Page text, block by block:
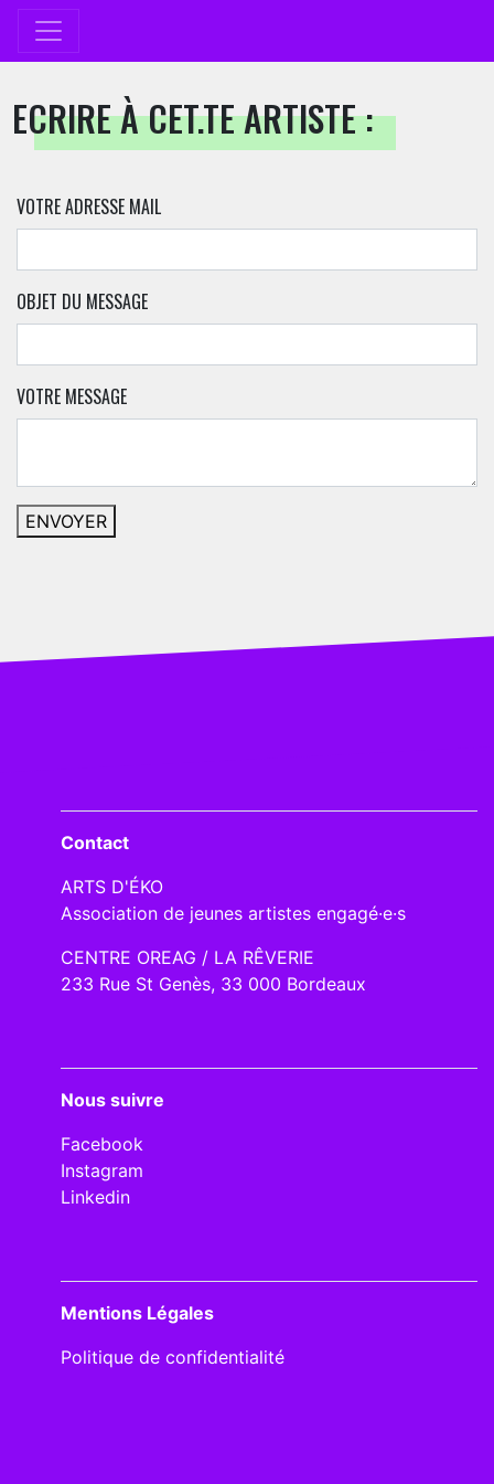
ECRIRE À CET.TE ARTISTE :
VOTRE ADRESSE MAIL
OBJET DU MESSAGE
VOTRE MESSAGE
Contact
ARTS D'ÉKO
Association de jeunes artistes engagé·e·s
CENTRE OREAG / LA RÊVERIE
233 Rue St Genès, 33 000 Bordeaux
Nous suivre
Facebook
Instagram
Linkedin
Mentions Légales
Politique de confidentialité